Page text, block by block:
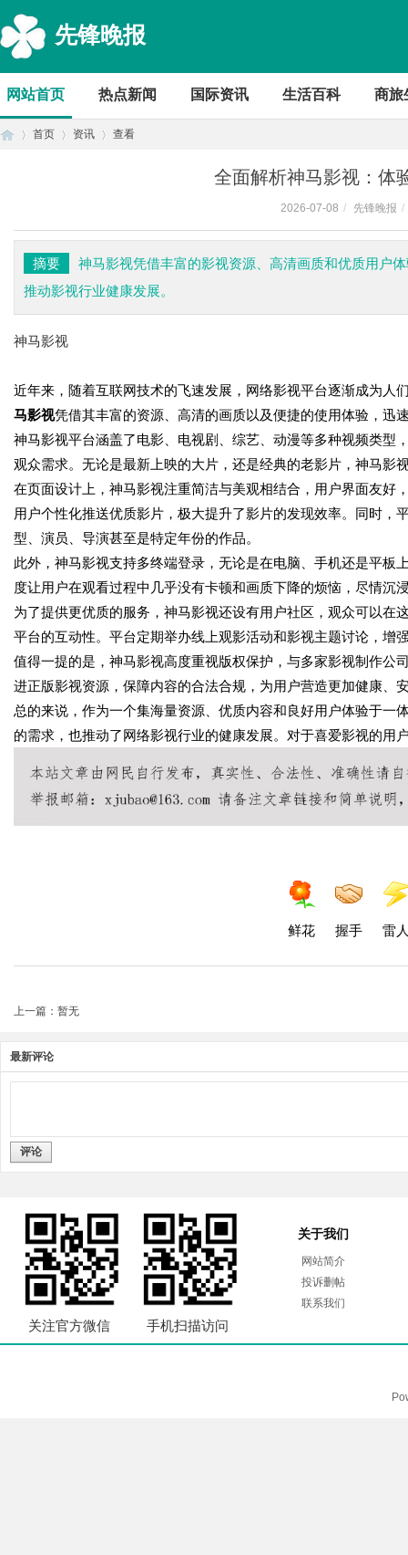
先锋晚报
网站首页 热点新闻 国际资讯 生活百科 商旅
首页 资讯 查看
全面解析神马影视：体
2026-07-08 / 先锋晚报 /
摘要
神马影视凭借丰富的影视资源、高清画质和优质用户
推动影视行业健康发展。
神马影视
近年来，随着互联网技术的飞速发展，网络影视平台逐渐成为人
马影视凭借其丰富的资源、高清的画质以及便捷的使用体验，迅
神马影视平台涵盖了电影、电视剧、综艺、动漫等多种视频类型
观众需求。无论是最新上映的大片，还是经典的老影片，神马影
在页面设计上，神马影视注重简洁与美观相结合，用户界面友好
用户个性化推送优质影片，极大提升了影片的发现效率。同时
型、演员、导演甚至是特定年份的作品。
此外，神马影视支持多终端登录，无论是在电脑、手机还是平
度让用户在观看过程中几乎没有卡顿和画质下降的烦恼，尽情沉
为了提供更优质的服务，神马影视还设有用户社区，观众可以
平台的互动性。平台定期举办线上观影活动和影视主题讨论，增
值得一提的是，神马影视高度重视版权保护，与多家影视制作公
进正版影视资源，保障内容的合法合规，为用户营造更加健康、
总的来说，作为一个集海量资源、优质内容和良好用户体验于
的需求，也推动了网络影视行业的健康发展。对于喜爱影视的用
鲜花 握手 雷
上一篇：暂无
最新评论
评论
关注官方微信 手机扫描访问
关于我们
网站简介
投诉删帖
联系我们